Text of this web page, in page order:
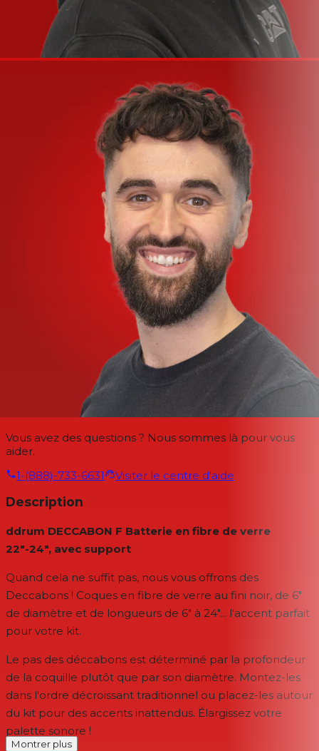
Vous avez des questions ? Nous sommes là pour vous
aider.
1-(888)-733-6631
Visiter le centre d'aide
Description
ddrum DECCABON F Batterie en fibre de verre
22"-24", avec support
Quand cela ne suffit pas, nous vous offrons des
Deccabons ! Coques en fibre de verre au fini noir, de 6"
de diamètre et de longueurs de 6" à 24"... l'accent parfait
pour votre kit.
Le pas des déccabons est déterminé par la profondeur
de la coquille plutôt que par son diamètre. Montez-les
dans l'ordre décroissant traditionnel ou placez-les autour
du kit pour des accents inattendus. Élargissez votre
palette sonore !
Montrer plus